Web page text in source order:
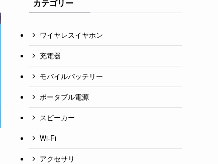
カテゴリー
ワイヤレスイヤホン
充電器
モバイルバッテリー
ポータブル電源
スピーカー
Wi-Fi
アクセサリ